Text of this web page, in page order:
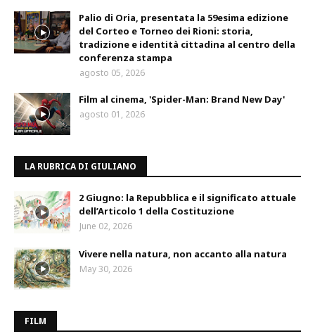
Palio di Oria, presentata la 59esima edizione
del Corteo e Torneo dei Rioni: storia,
tradizione e identità cittadina al centro della
conferenza stampa
agosto 05, 2026
Film al cinema, 'Spider-Man: Brand New Day'
agosto 01, 2026
LA RUBRICA DI GIULIANO
2 Giugno: la Repubblica e il significato attuale
dell’Articolo 1 della Costituzione
June 02, 2026
Vivere nella natura, non accanto alla natura
May 30, 2026
FILM